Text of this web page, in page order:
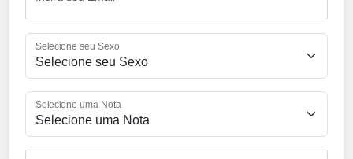
Selecione seu Sexo
Selecione uma Nota